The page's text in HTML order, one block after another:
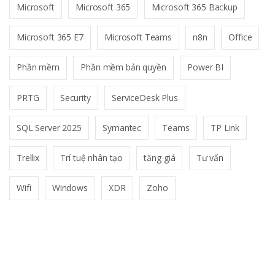
Microsoft Microsoft 365 Microsoft 365 Backup
Microsoft 365 E7 Microsoft Teams n8n Office
Phần mềm Phần mềm bản quyền Power BI
PRTG Security ServiceDesk Plus
SQL Server 2025 Symantec Teams TP Link
Trellix Trí tuệ nhân tạo tăng giá Tư vấn
Wifi Windows XDR Zoho